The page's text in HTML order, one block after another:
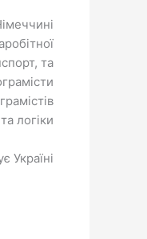
та
логіки.
Україні